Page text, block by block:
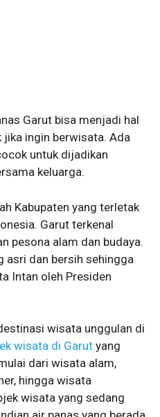
Garut bisa menjadi hal
jika ingin berwisata. Ada
untuk dijadikan
keluarga.
Kabupaten yang terletak
Garut terkenal
pesona alam dan budaya.
asri dan bersih sehingga
Intan oleh Presiden
wisata unggulan di
wisata di Garut yang
dari wisata alam,
hingga wisata
wisata yang sedang